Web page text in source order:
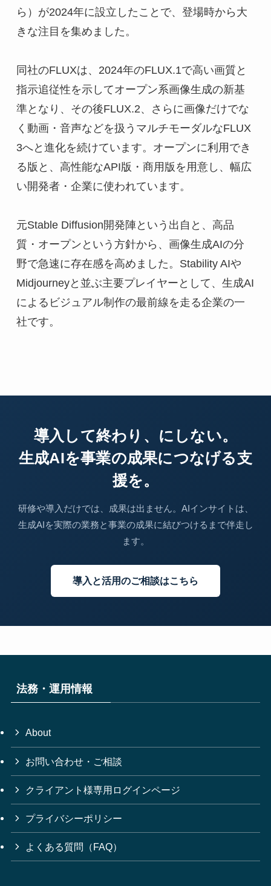
ら）が2024年に設立したことで、登場時から大
きな注目を集めました。
同社のFLUXは、2024年のFLUX.1で高い画質と
指示追従性を示してオープン系画像生成の新基
準となり、その後FLUX.2、さらに画像だけでな
く動画・音声などを扱うマルチモーダルなFLUX
3へと進化を続けています。オープンに利用でき
る版と、高性能なAPI版・商用版を用意し、幅広
い開発者・企業に使われています。
元Stable Diffusion開発陣という出自と、高品
質・オープンという方針から、画像生成AIの分
野で急速に存在感を高めました。Stability AIや
Midjourneyと並ぶ主要プレイヤーとして、生成AI
によるビジュアル制作の最前線を走る企業の一
社です。
導入して終わり、にしない。
生成AIを事業の成果につなげる支
援を。
研修や導入だけでは、成果は出ません。AIインサイトは、
生成AIを実際の業務と事業の成果に結びつけるまで伴走し
ます。
導入と活用のご相談はこちら
法務・運用情報
About
お問い合わせ・ご相談
クライアント様専用ログインページ
プライバシーポリシー
よくある質問（FAQ）